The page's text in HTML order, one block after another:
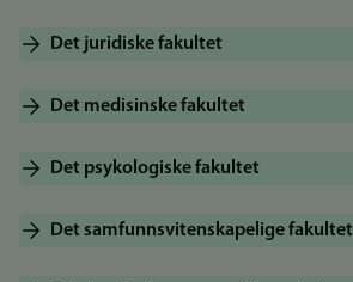
Det juridiske fakultet
Det medisinske fakultet
Det psykologiske fakultet
Det samfunnsvitenskapelige fakultet